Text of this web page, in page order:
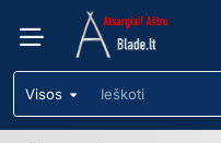
Visos
Ieškoti